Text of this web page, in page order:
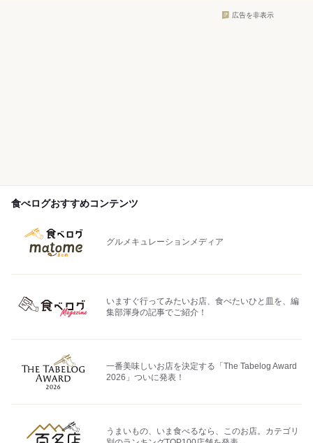
広告を非表示
食べログおすすめコンテンツ
グルメキュレーションメディア
いますぐ行ってみたいお店、食べたいひと皿を、編
集部渾身の記事でご紹介！
一番美味しいお店を決定する「The Tabelog Award
2026」ついに発表！
うまいもの、いま食べるなら、このお店。カテゴリ